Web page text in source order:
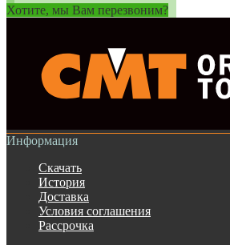
Хотите, мы Вам перезвоним?
Информация
Скачать
История
Доставка
Условия соглашения
Рассрочка